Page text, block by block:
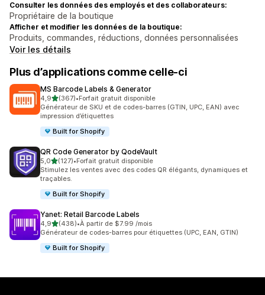
Consulter les données des employés et des collaborateurs:
Propriétaire de la boutique
Afficher et modifier les données de la boutique:
Produits, commandes, réductions, données personnalisées
Voir les détails
Plus d’applications comme celle-ci
MS Barcode Labels & Generator
4,9étoile(s) sur 5
(367)
367 avis au total
•Forfait gratuit disponible
Générateur de SKU et de codes-barres (GTIN, UPC, EAN) avec
impression d’étiquettes
Built for Shopify
QR Code Generator by QodeVault
5,0étoile(s) sur 5
(127)
127 avis au total
•Forfait gratuit disponible
Stimulez les ventes avec des codes QR élégants, dynamiques et
traçables.
Built for Shopify
Yanet: Retail Barcode Labels
4,9étoile(s) sur 5
(438)
438 avis au total
•À partir de $7.99 /mois
Générateur de codes-barres pour étiquettes (UPC, EAN, GTIN)
Built for Shopify